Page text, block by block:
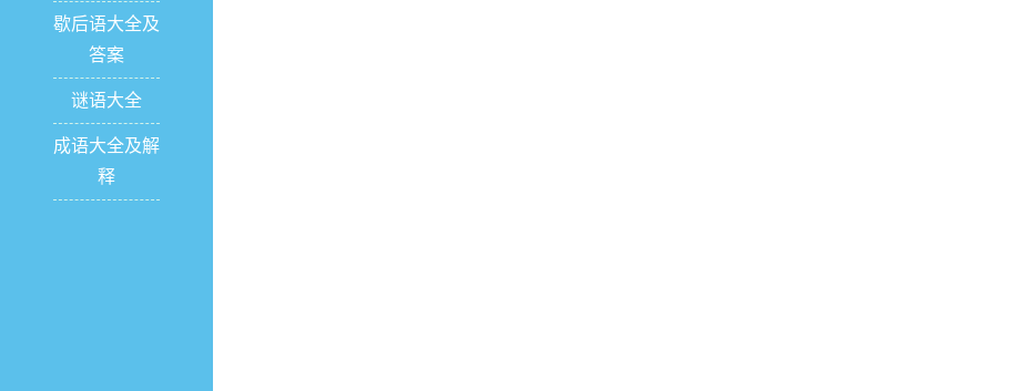
歇后语大全及
答案
谜语大全
成语大全及解
释